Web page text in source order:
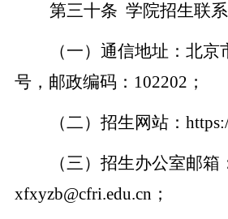
第三十条 学院招生联系
（一）通信地址：北
号，邮政编码： 102202 ；
（二）招生网站：
（三）招生办公室邮箱
xfxyzb@cfri.edu.cn ；